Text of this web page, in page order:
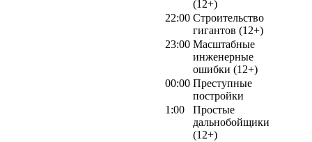
(12+)
22:00 Строительство
гигантов (12+)
23:00 Масштабные
инженерные
ошибки (12+)
00:00 Преступные
постройки
1:00
Простые
дальнобойщики
(12+)